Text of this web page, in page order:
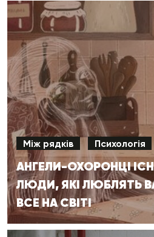
Між рядків Психологія
АНГЕЛИ-ОХОРОНЦІ
ЛЮДИ, ЯКІ ЛЮБЛЯТЬ
ВСЕ НА СВІТІ